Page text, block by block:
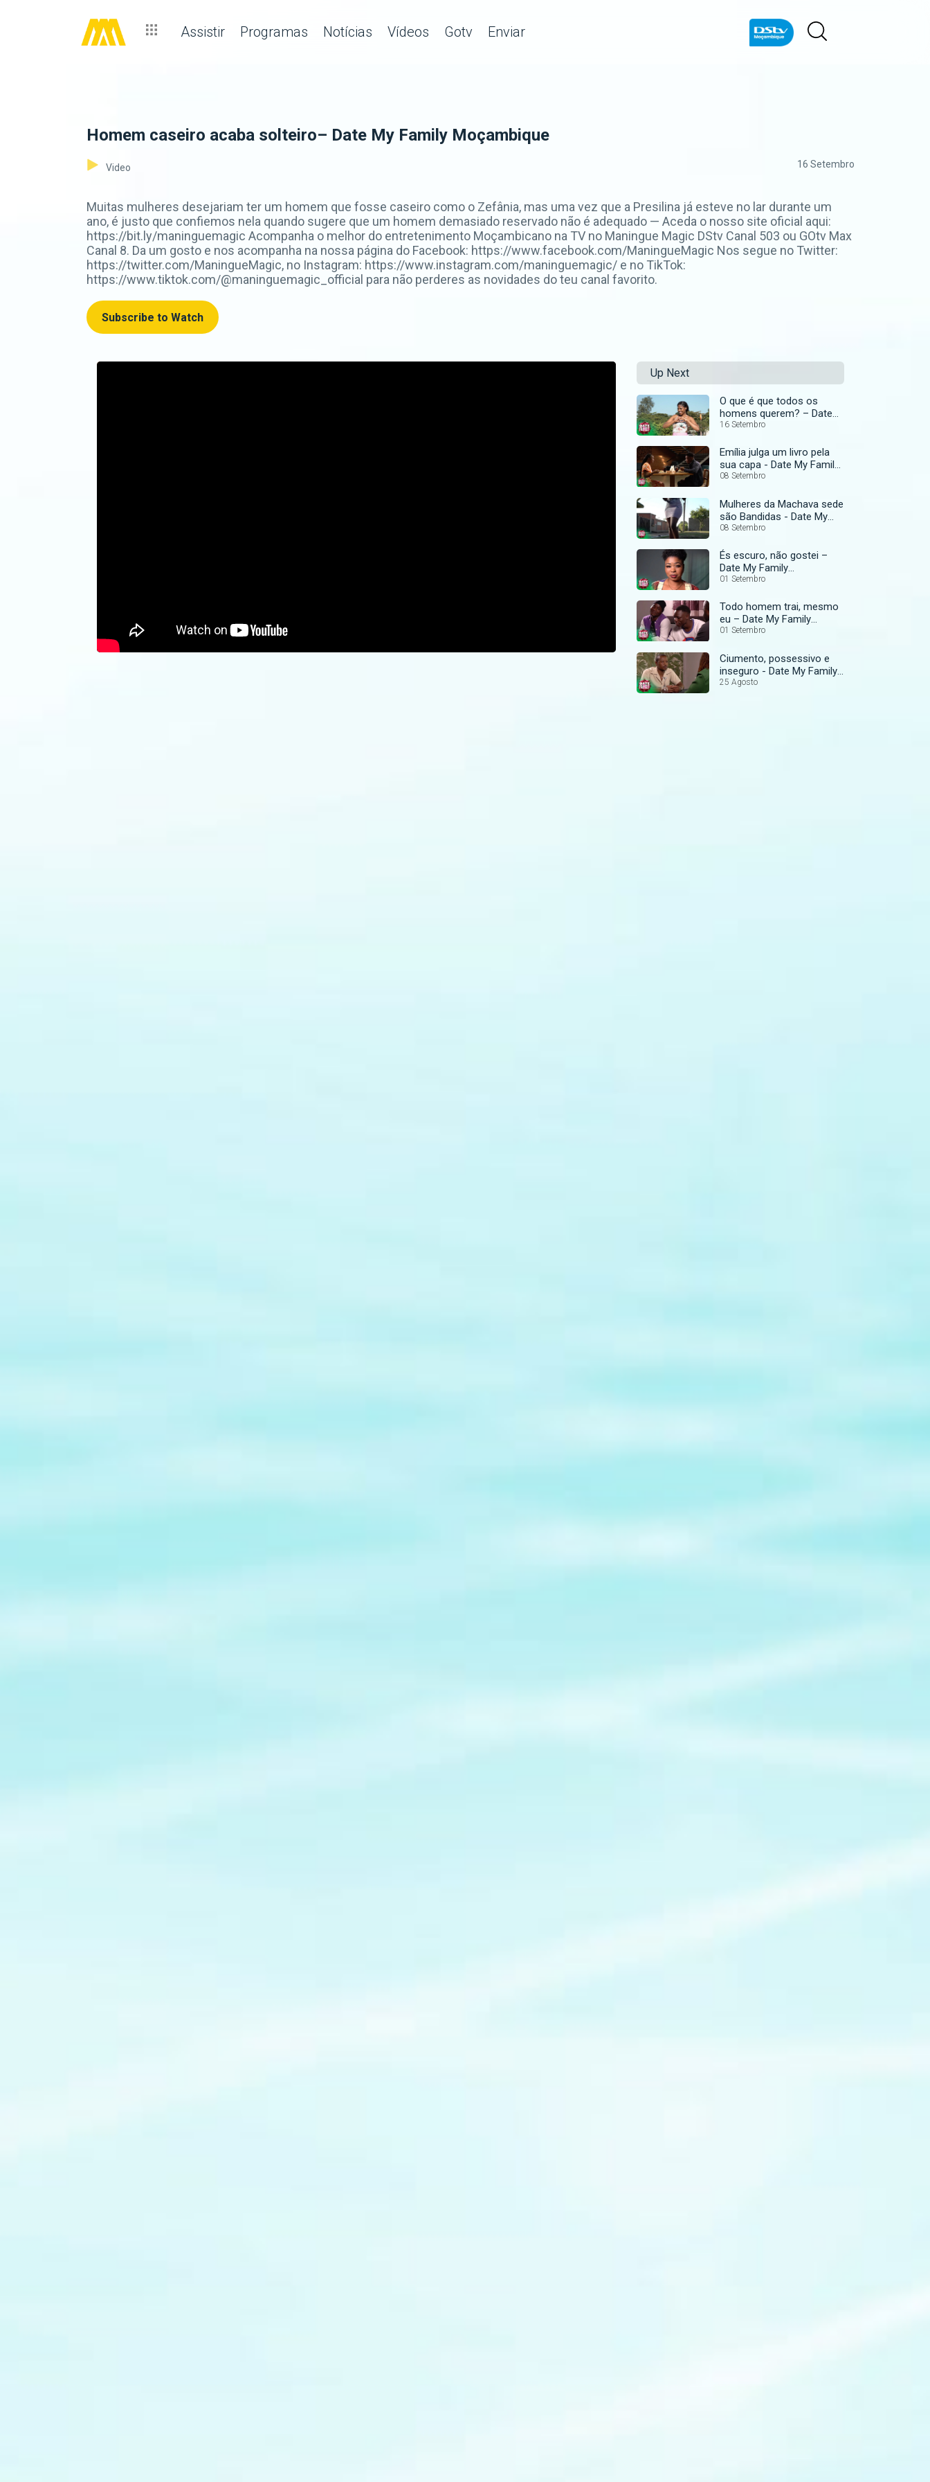
Assistir Programas Notícias Vídeos Gotv Enviar
Homem caseiro acaba solteiro– Date My Family Moçambique
Video 16 Setembro
Muitas mulheres desejariam ter um homem que fosse caseiro como o Zefânia, mas uma vez que a Presilina já esteve no lar durante um
ano, é justo que confiemos nela quando sugere que um homem demasiado reservado não é adequado — Aceda o nosso site oficial aqui:
https://bit.ly/maninguemagic Acompanha o melhor do entretenimento Moçambicano na TV no Maningue Magic DStv Canal 503 ou GOtv Max
Canal 8. Da um gosto e nos acompanha na nossa página do Facebook: https://www.facebook.com/ManingueMagic Nos segue no Twitter:
https://twitter.com/ManingueMagic, no Instagram: https://www.instagram.com/maninguemagic/ e no TikTok:
https://www.tiktok.com/@maninguemagic_official para não perderes as novidades do teu canal favorito.
Subscribe to Watch
Up Next
O que é que todos os
homens querem? – Date
My Family Moçambique
16 Setembro
Emília julga um livro pela
sua capa - Date My Family
Moçambique
08 Setembro
Mulheres da Machava sede
são Bandidas - Date My
Family Moçambique
08 Setembro
És escuro, não gostei –
Date My Family
Moçambique
01 Setembro
Todo homem trai, mesmo
eu – Date My Family
Moçambique
01 Setembro
Ciumento, possessivo e
inseguro - Date My Family
Moçambique
25 Agosto